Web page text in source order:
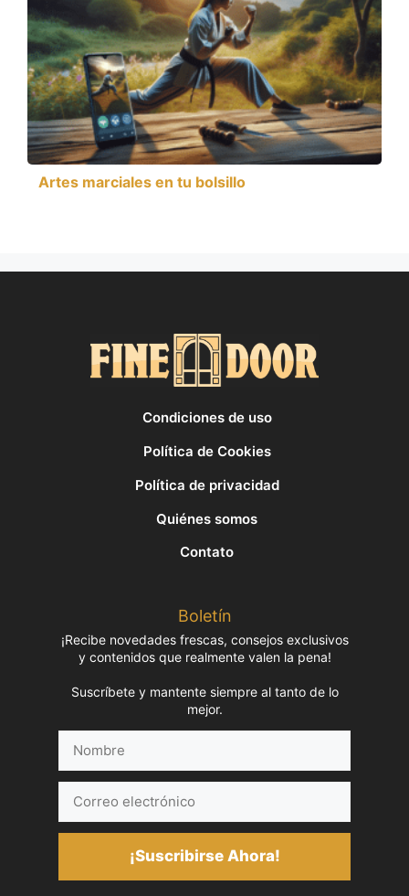
Artes marciales en tu bolsillo
Condiciones de uso
Política de Cookies
Política de privacidad
Quiénes somos
Contato
Boletín
¡Recibe novedades frescas, consejos exclusivos
y contenidos que realmente valen la pena!
Suscríbete y mantente siempre al tanto de lo
mejor.
electrónico
¡Suscribirse Ahora!